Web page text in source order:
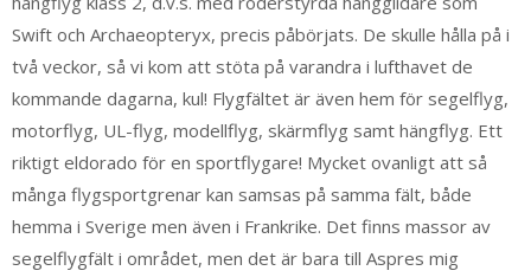
Swift och Archaeopteryx, precis påbörjats. De skulle hålla på i
två veckor, så vi kom att stöta på varandra i lufthavet de
kommande dagarna, kul! Flygfältet är även hem för segelflyg,
motorflyg, UL-flyg, modellflyg, skärmflyg samt hängflyg. Ett
riktigt eldorado för en sportflygare! Mycket ovanligt att så
många flygsportgrenar kan samsas på samma fält, både
hemma i Sverige men även i Frankrike. Det finns massor av
segelflygfält i området, men det är bara till Aspres mig